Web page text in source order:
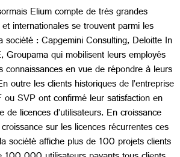
Elium compte de très grandes
internationales se trouvent parmi les
société : Capgemini Consulting, Deloitte In
Groupama qui mobilisent leurs employés
connaissances en vue de répondre à leurs
outre les clients historiques de l’entreprise
ou SVP ont confirmé leur satisfaction en
de licences d’utilisateurs. En croissance
sur les licences récurrentes ces
société affiche plus de 100 projets clients